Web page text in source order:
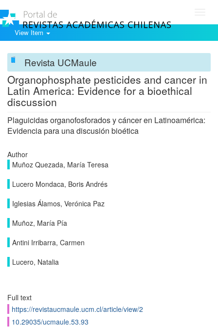
View Item
Revista UCMaule
Organophosphate pesticides and cancer in
Latin America: Evidence for a bioethical
discussion
Plaguicidas organofosforados y cáncer en Latinoamérica:
Evidencia para una discusión bioética
Author
Muñoz Quezada, María Teresa
Lucero Mondaca, Boris Andrés
Iglesias Álamos, Verónica Paz
Muñoz, María Pía
Antini Irribarra, Carmen
Lucero, Natalia
Full text
https://revistaucmaule.ucm.cl/article/view/2
10.29035/ucmaule.53.93